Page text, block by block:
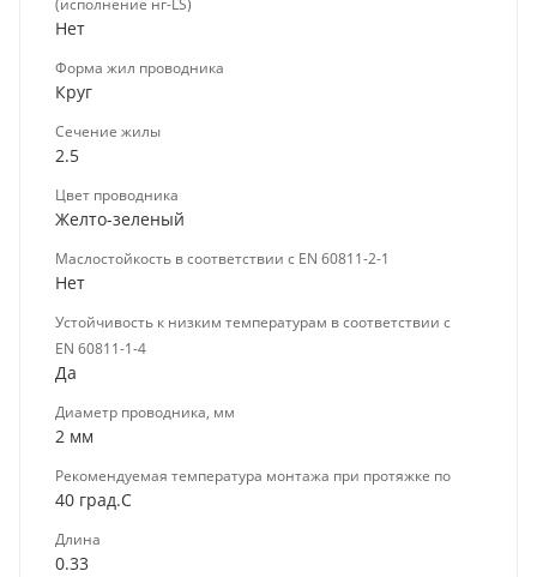
(исполнение нг-LS)
Нет
Форма жил проводника
Круг
Сечение жилы
2.5
Цвет проводника
Желто-зеленый
Маслостойкость в соответствии с EN 60811-2-1
Нет
Устойчивость к низким температурам в соответствии с
EN 60811-1-4
Да
Диаметр проводника, мм
2 мм
Рекомендуемая температура монтажа при протяжке по
40 град.C
Длина
0.33